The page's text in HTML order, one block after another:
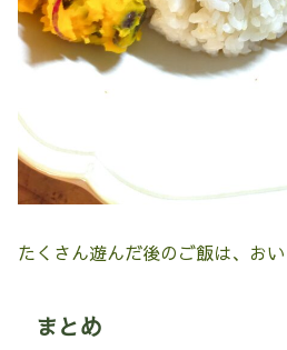
たくさん遊んだ後のご飯は、お
まとめ